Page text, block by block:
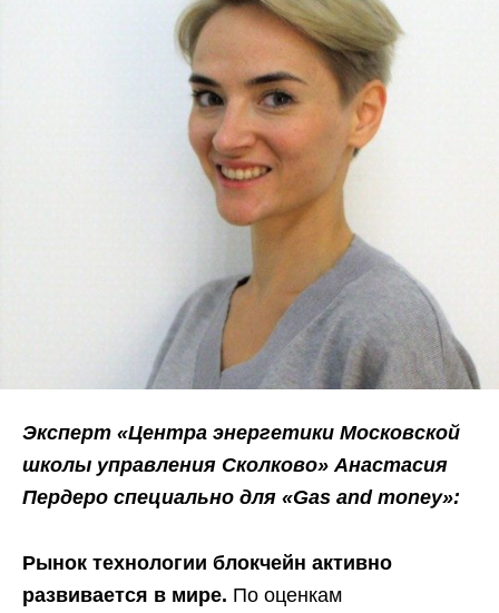
Эксперт «Центра энергетики Московской
школы управления Сколково» Анастасия
Пердеро специально для «Gas and money»:
Рынок технологии блокчейн активно
развивается в мире. По оценкам